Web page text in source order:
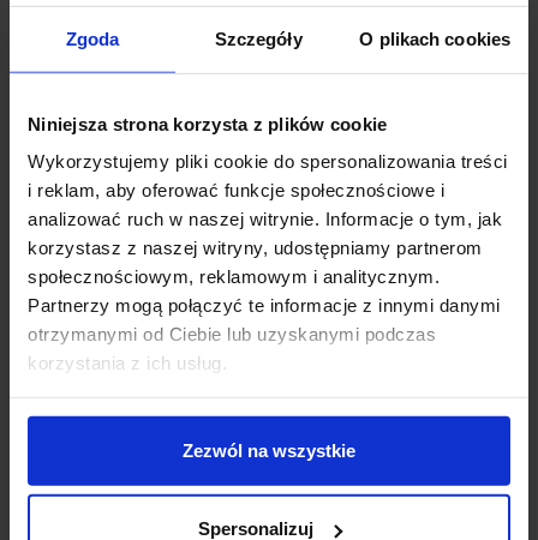
Zgoda Szczegóły O plikach cookies
Niniejsza strona korzysta z plików cookie
Wykorzystujemy pliki cookie do spersonalizowania treści
i reklam, aby oferować funkcje społecznościowe i
analizować ruch w naszej witrynie. Informacje o tym, jak
korzystasz z naszej witryny, udostępniamy partnerom
społecznościowym, reklamowym i analitycznym.
Partnerzy mogą połączyć te informacje z innymi danymi
otrzymanymi od Ciebie lub uzyskanymi podczas
korzystania z ich usług.
Zezwól na wszystkie
Spersonalizuj
+48 694 000 777,+48 799 220 777
sklep@salonled.pl
Metody płatności
Koszt dostawy
Zapytaj o produkt
Opis
Astro MINIMA ROUND FIXED 1249012, 1249017to
biała lub czarna, okrągła oprawa, lekko cofnięta,